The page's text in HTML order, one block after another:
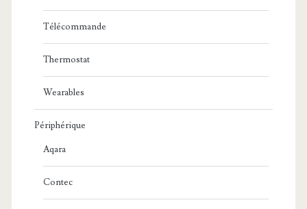
Télécommande
Thermostat
Wearables
Périphérique
Aqara
Contec